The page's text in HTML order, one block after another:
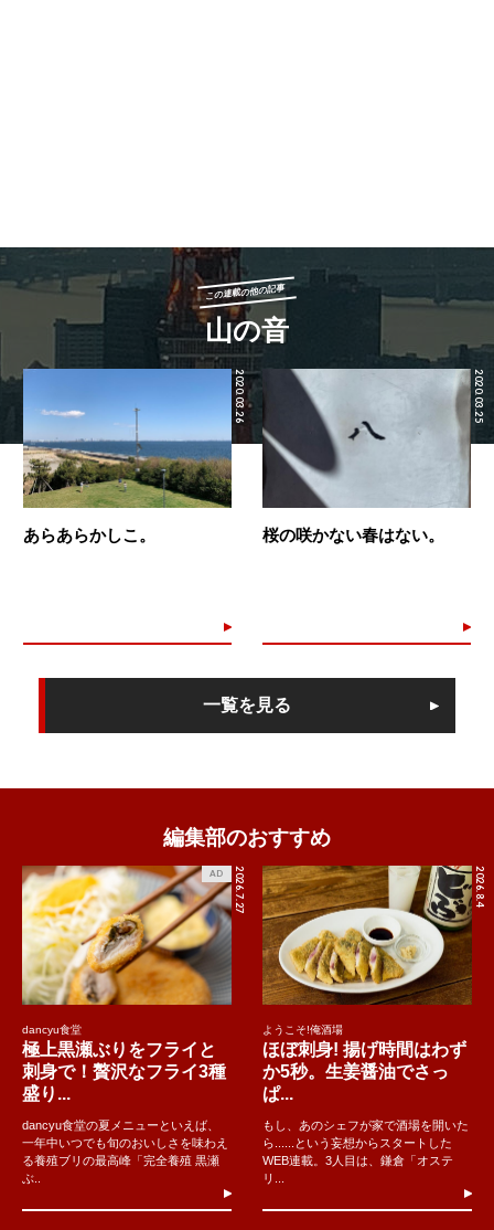
この連載の他の記事
山の音
2020.03.26
あらあらかしこ。
2020.03.25
桜の咲かない春はない。
一覧を見る
編集部のおすすめ
2026.7.27
AD
dancyu食堂
極上黒瀬ぶりをフライと
刺身で！贅沢なフライ3種
盛り...
dancyu食堂の夏メニューといえば、
一年中いつでも旬のおいしさを味わえ
る養殖ブリの最高峰「完全養殖 黒瀬
ぶ..
2026.8.4
ようこそ!俺酒場
ほぼ刺身! 揚げ時間はわず
か5秒。生姜醤油でさっ
ぱ...
もし、あのシェフが家で酒場を開いた
ら......という妄想からスタートした
WEB連載。3人目は、鎌倉「オステ
リ...